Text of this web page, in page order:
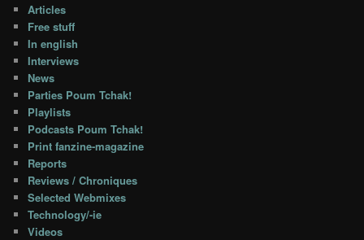
Articles
Free stuff
In english
Interviews
News
Parties Poum Tchak!
Playlists
Podcasts Poum Tchak!
Print fanzine-magazine
Reports
Reviews / Chroniques
Selected Webmixes
Technology/-ie
Videos